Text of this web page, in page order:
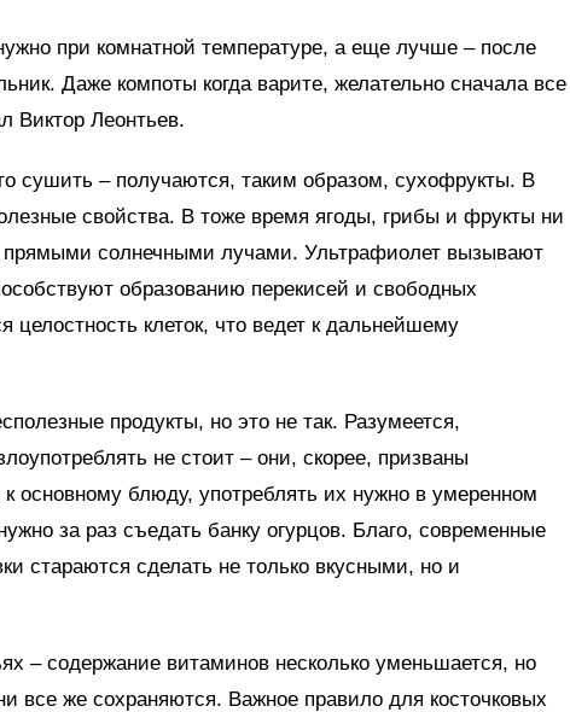
при комнатной температуре, а еще лучше – после
Даже компоты когда варите, желательно сначала все
Виктор Леонтьев.
сушить – получаются, таким образом, сухофрукты. В
свойства. В тоже время ягоды, грибы и фрукты ни
прямыми солнечными лучами. Ультрафиолет вызывают
образованию перекисей и свободных
целостность клеток, что ведет к дальнейшему
продукты, но это не так. Разумеется,
не стоит – они, скорее, призваны
к основному блюду, употреблять их нужно в умеренном
за раз съедать банку огурцов. Благо, современные
стараются сделать не только вкусными, но и
– содержание витаминов несколько уменьшается, но
все же сохраняются. Важное правило для косточковых